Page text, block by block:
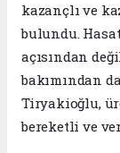
kazançlı ve
bulundu.
açısından
bakımından
Tiryakioğlu,
bereketli ve